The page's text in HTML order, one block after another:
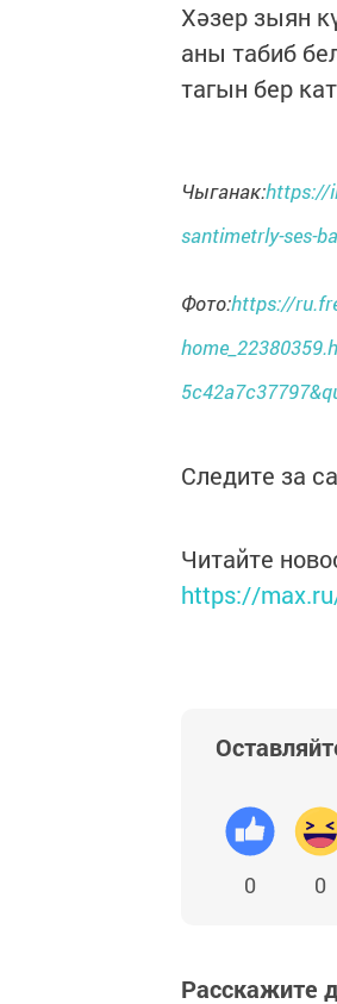
Хәзер зыян
аны табиб
тагын бер
Чыганак:https://
santimetrly-ses-
Фото:https://
Следите за
Читайте
https://
0 0
Расскажите